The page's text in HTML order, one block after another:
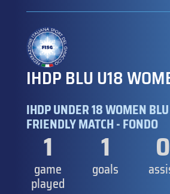
IHDP BLU U18
IHDP UNDER 18 WOMEN
FRIENDLY MATCH - FONDO
1
game
played
1
goals
0